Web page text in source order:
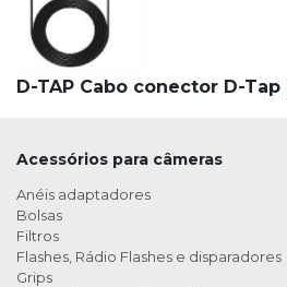
D-TAP Cabo conector D-Tap
Acessórios para câmeras
Anéis adaptadores
Bolsas
Filtros
Flashes, Rádio Flashes e disparadores
Grips